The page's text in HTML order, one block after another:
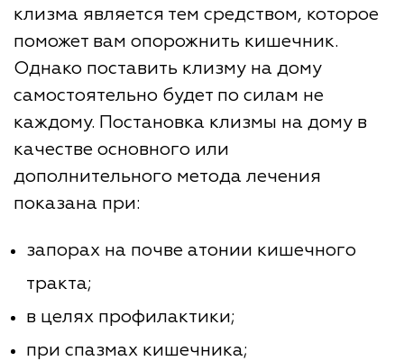
клизма является тем средством, которое
поможет вам опорожнить кишечник.
Однако поставить клизму на дому
самостоятельно будет по силам не
каждому. Постановка клизмы на дому в
качестве основного или
дополнительного метода лечения
показана при:
запорах на почве атонии кишечного
тракта;
в целях профилактики;
при спазмах кишечника;